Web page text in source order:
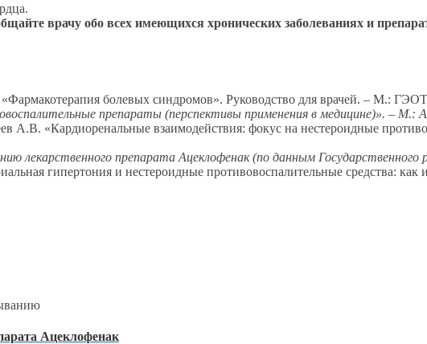
врачу обо всех имеющихся хронических заболеваниях и
болевых синдромов». Руководство для врачей. – М.:
препараты (перспективы применения в медицине)». – М.:
«Кардиоренальные взаимодействия: фокус на нестероидные
лекарственного препарата Ацеклофенак (по данным Государственного
гипертония и нестероидные противовоспалительные средства: как
Ацеклофенак